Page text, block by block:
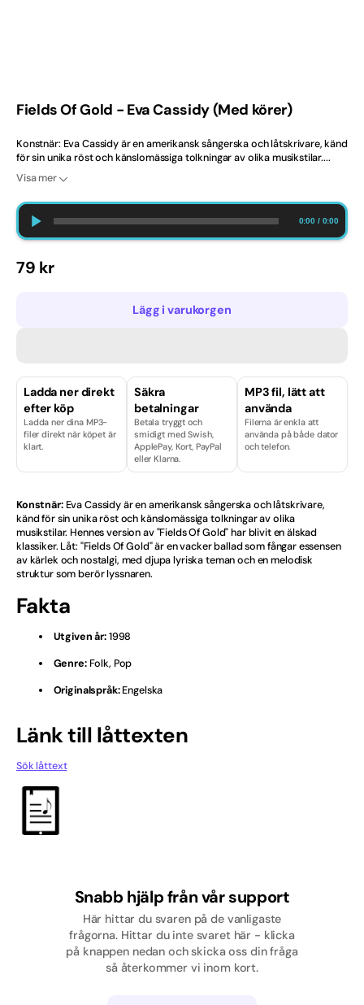
Barndop
Best Selling Norway
Bröllop
Bästsäljare just nu
Finska
Hårdrock
Kille
Licenser & Tjänster
Melodifestival
Musikal
Pop
Skolavslutning
Traditionell / Visa
Fields Of Gold - Eva Cassidy (Med körer)
Konstnär: Eva Cassidy är en amerikansk sångerska och låtskrivare, känd
för sin unika röst och känslomässiga tolkningar av olika musikstilar....
Visa mer
0:00 / 0:00
Ordinarie
79 kr
Lägg i varukorgen
Ladda ner direkt
efter köp
Ladda ner dina MP3-
filer direkt när köpet är
klart.
Säkra
betalningar
Betala tryggt och
smidigt med Swish,
ApplePay, Kort, PayPal
eller Klarna.
MP3 fil, lätt att
använda
Filerna är enkla att
använda på både dator
och telefon.
Konstnär:Eva Cassidy är en amerikansk sångerska och låtskrivare,
känd för sin unika röst och känslomässiga tolkningar av olika
musikstilar. Hennes version av "Fields Of Gold" har blivit en älskad
klassiker. Låt: "Fields Of Gold" är en vacker ballad som fångar essensen
av kärlek och nostalgi, med djupa lyriska teman och en melodisk
struktur som berör lyssnaren.
Fakta
Utgiven år:1998
Genre:Folk, Pop
Originalspråk:Engelska
Länk till låttexten
Sök låttext
Snabb hjälp från vår support
Här hittar du svaren på de vanligaste
frågorna. Hittar du inte svaret här - klicka
på knappen nedan och skicka oss din fråga
så återkommer vi inom kort.